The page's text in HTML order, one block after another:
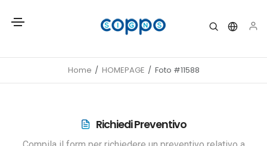
Home HOMEPAGE Foto #11588
Richiedi Preventivo